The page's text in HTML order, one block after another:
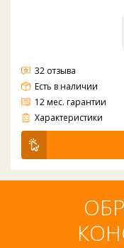
32 отзыва
Есть в наличии
12 мес. гарантии
Кран универсальный который подходит ко всем вариантам диспенсеров
Характеристики